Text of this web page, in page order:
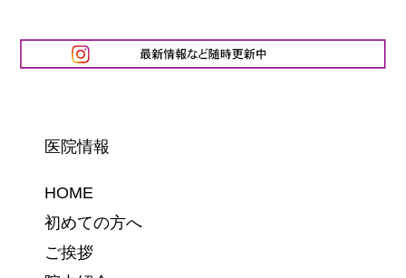
医院情報
HOME
初めての方へ
ご挨拶